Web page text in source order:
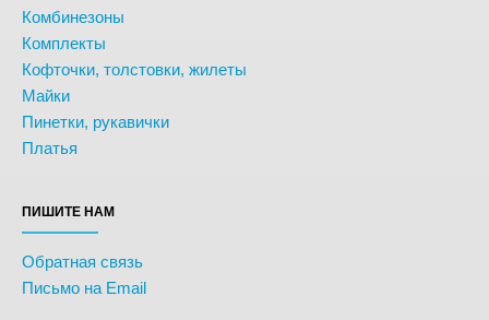
Комбинезоны
Комплекты
Кофточки, толстовки, жилеты
Майки
Пинетки, рукавички
Платья
ПИШИТЕ НАМ
Обратная связь
Письмо на Email